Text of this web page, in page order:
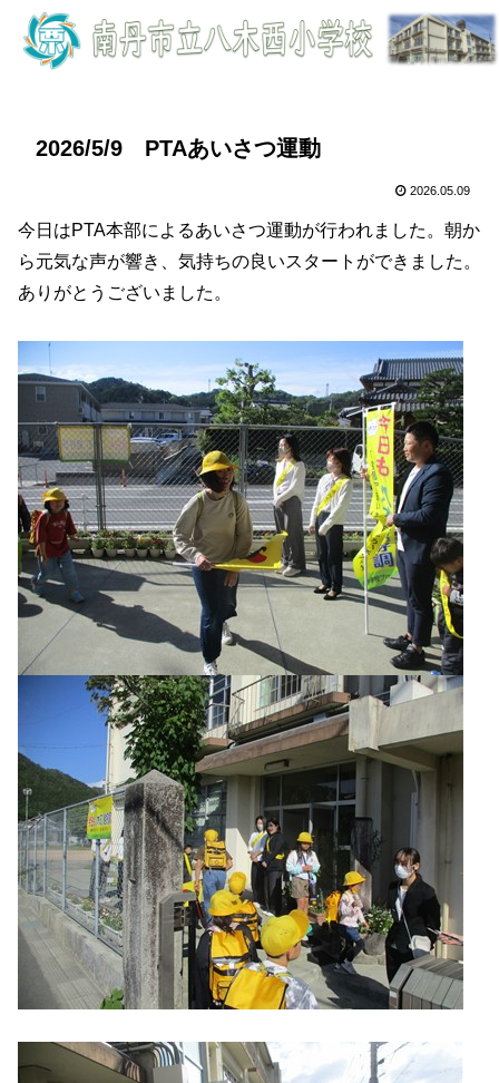
2026/5/9 PTAあいさつ運動
2026.05.09
今日はPTA本部によるあいさつ運動が行われました。朝か
ら元気な声が響き、気持ちの良いスタートができました。
ありがとうございました。